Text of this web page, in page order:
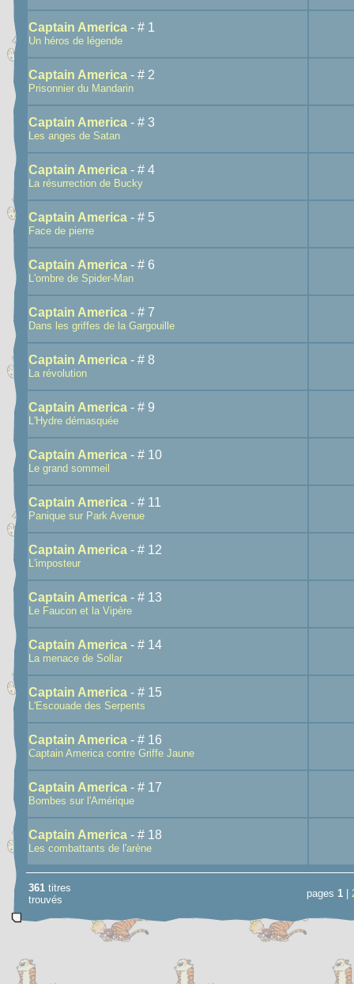
Captain America - # 1
Un héros de légende
Captain America - # 2
Prisonnier du Mandarin
Captain America - # 3
Les anges de Satan
Captain America - # 4
La résurrection de Bucky
Captain America - # 5
Face de pierre
Captain America - # 6
L'ombre de Spider-Man
Captain America - # 7
Dans les griffes de la Gargouille
Captain America - # 8
La révolution
Captain America - # 9
L'Hydre démasquée
Captain America - # 10
Le grand sommeil
Captain America - # 11
Panique sur Park Avenue
Captain America - # 12
L'imposteur
Captain America - # 13
Le Faucon et la Vipère
Captain America - # 14
La menace de Sollar
Captain America - # 15
L'Escouade des Serpents
Captain America - # 16
Captain America contre Griffe Jaune
Captain America - # 17
Bombes sur l'Amérique
Captain America - # 18
Les combattants de l'arène
361 titres
trouvés
pages 1